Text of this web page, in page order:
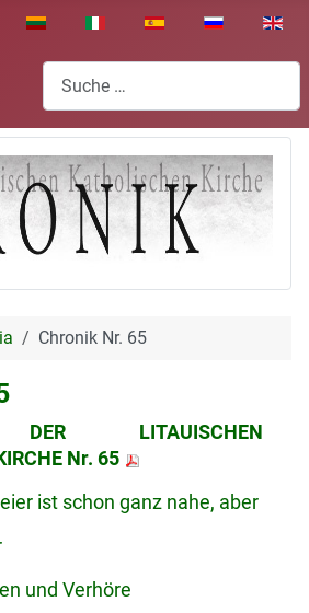
Sprache auswählen
Suchen
Chronik Nr. 65
DER LITAUISCHEN
Nr. 65
ist schon ganz nahe, aber
und Verhöre